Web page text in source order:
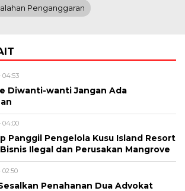
Penganggaran
04:53
Diwanti-wanti Jangan Ada
04:00
Panggil Pengelola Kusu Island Resort
Ilegal dan Perusakan Mangrove
Penahanan Dua Advokat